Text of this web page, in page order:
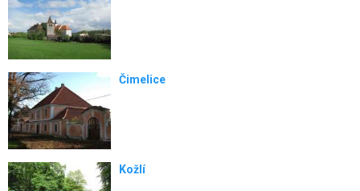
Čimelice
Kožlí